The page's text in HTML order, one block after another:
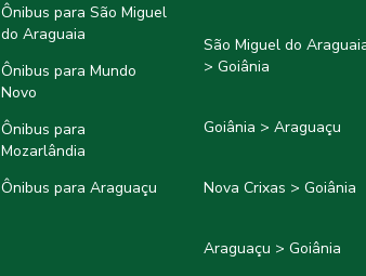
Ônibus para São Miguel
do Araguaia
Ônibus para Mundo
Novo
Ônibus para
Mozarlândia
Ônibus para Araguaçu
São Miguel do
> Goiânia
Goiânia > Araguaçu
Nova Crixas > Goiânia
Araguaçu > Goiânia